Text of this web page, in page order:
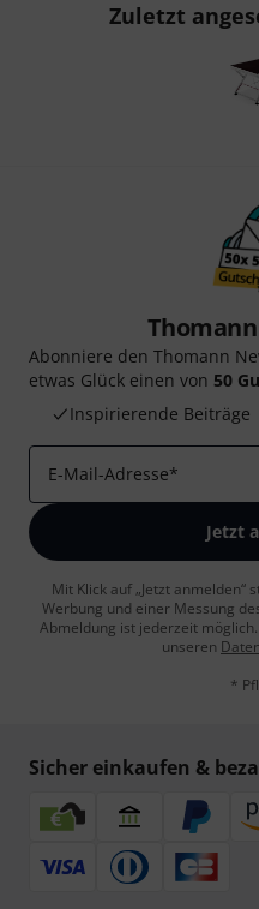
Zuletzt
Abonniere den Thomann
etwas Glück einen von 50
Inspirierende Beiträge
E-Mail-Adresse*
Jetzt
Mit Klick auf „Jetzt anmelden“
Werbung und einer Messung
Abmeldung ist jederzeit
unseren
*
Sicher einkaufen &